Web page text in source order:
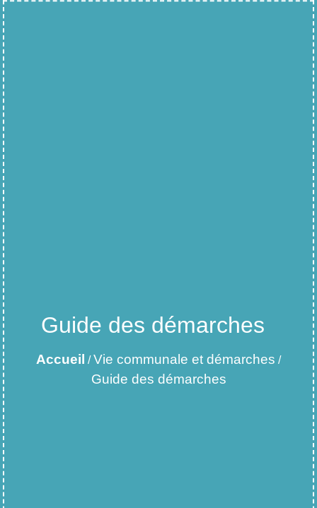
Guide des démarches
Accueil /Vie communale et démarches /
Guide des démarches